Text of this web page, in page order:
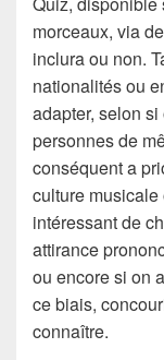
morceaux, via
inclura ou non.
nationalités ou
adapter, selon
personnes de
conséquent a
culture musicale
intéressant de
attirance
ou encore si on
ce biais,
connaître.